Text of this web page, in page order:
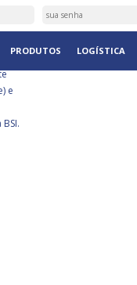
PRODUTOS LOGÍSTICA
e